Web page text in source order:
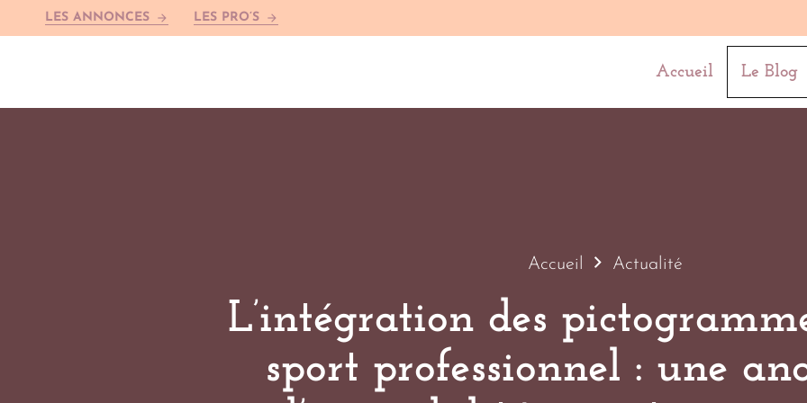
LES ANNONCES arrow_forward LES PRO’S arrow_forward
Accueil Le Blog
Accueil Actualité
L’intégration des
sport professionnel : une